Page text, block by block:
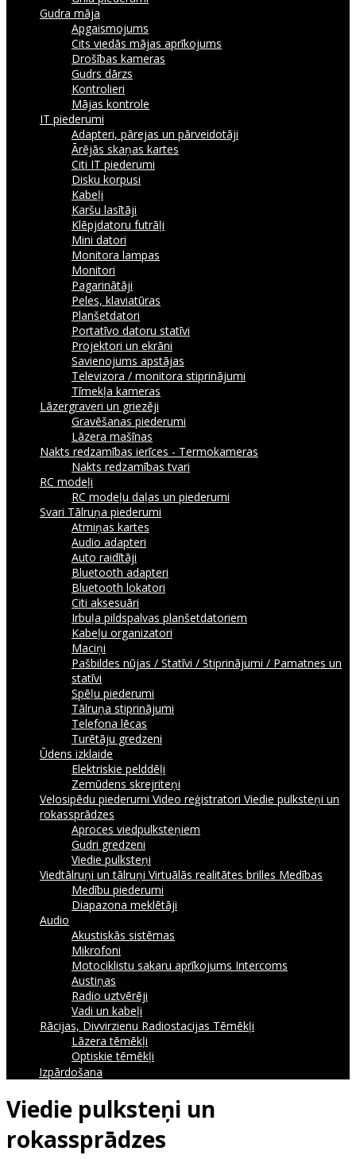
Gudra māja
Apgaismojums
Cits viedās mājas aprīkojums
Drošības kameras
Gudrs dārzs
Kontrolieri
Mājas kontrole
IT piederumi
Adapteri, pārejas un pārveidotāji
Ārējās skaņas kartes
Citi IT piederumi
Disku korpusi
Kabeļi
Karšu lasītāji
Klēpjdatoru futrāļi
Mini datori
Monitora lampas
Monitori
Pagarinātāji
Peles, klaviatūras
Planšetdatori
Portatīvo datoru statīvi
Projektori un ekrāni
Savienojums apstājas
Televizora / monitora stiprinājumi
Tīmekļa kameras
Lāzergraveri un griezēji
Gravēšanas piederumi
Lāzera mašīnas
Nakts redzamības ierīces - Termokameras
Nakts redzamības tvari
RC modeļi
RC modeļu daļas un piederumi
Svari Tālruņa piederumi
Atmiņas kartes
Audio adapteri
Auto raidītāji
Bluetooth adapteri
Bluetooth lokatori
Citi aksesuāri
Irbuļa pildspalvas planšetdatoriem
Kabeļu organizatori
Maciņi
Pašbildes nūjas / Statīvi / Stiprinājumi / Pamatnes un
statīvi
Spēļu piederumi
Tālruņa stiprinājumi
Telefona lēcas
Turētāju gredzeni
Ūdens izklaide
Elektriskie pelddēļi
Zemūdens skrejriteņi
Velosipēdu piederumi Video reģistratori Viedie pulksteņi un
rokassprādzes
Aproces viedpulksteņiem
Gudri gredzeni
Viedie pulksteņi
Viedtālruņi un tālruņi Virtuālās realitātes brilles Medības
Medību piederumi
Diapazona meklētāji
Audio
Akustiskās sistēmas
Mikrofoni
Motociklistu sakaru aprīkojums Intercoms
Austiņas
Radio uztvērēji
Vadi un kabeļi
Rācijas, Divvirzienu Radiostacijas Tēmēkļi
Lāzera tēmēkļi
Optiskie tēmēkļi
Izpārdošana
Viedie pulksteņi un
rokassprādzes